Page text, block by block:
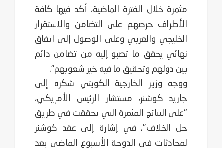
مثمرة خلال الفترة الماضية، أكد فيها كافة
الأطراف حرصهم على التضامن والاستقرار
الخليجي والعربي وعلى الوصول إلى اتفاق
نهائي يحقق ما تصبو إليه من تضامن دائم
بين دولهم وتحقيق ما فيه خير شعوبهم".
ووجه وزير الخارجية الكويتي شكره إلى
جاريد كوشنر، مستشار الرئيس الأمريكي،
"على النتائج المثمرة التي تحققت في طريق
حل الخلاف"، في إشارة إلى عقد كوشنر
لمحادثات في الدوحة الأسبوع الماضي بعد